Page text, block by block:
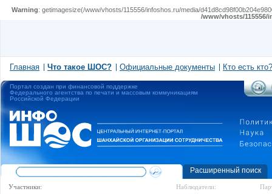
Warning: getimagesize(/www/vhosts/115556/infoshos.ru/media/
/www/vhosts/
Главная Что такое ШОС? Официальные документы Кто есть кто?
Портал создан при финансовой поддержке
Федерального агентства по печати и массовым коммуникациям
Российской Федерации
Расширенный поиск
Участники: Наблюдатели: